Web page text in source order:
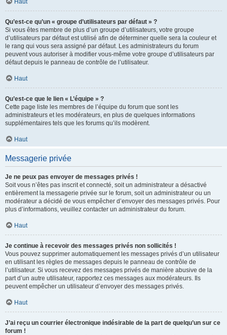
Haut
Qu’est-ce qu’un « groupe d’utilisateurs par défaut » ?
Si vous êtes membre de plus d’un groupe d’utilisateurs, votre groupe
d’utilisateurs par défaut est utilisé afin de déterminer quelle sera la couleur et
le rang qui vous sera assigné par défaut. Les administrateurs du forum
peuvent vous autoriser à modifier vous-même votre groupe d’utilisateurs par
défaut depuis le panneau de contrôle de l’utilisateur.
Haut
Qu’est-ce que le lien « L’équipe » ?
Cette page liste les membres de l’équipe du forum que sont les
administrateurs et les modérateurs, en plus de quelques informations
supplémentaires tels que les forums qu’ils modèrent.
Haut
Messagerie privée
Je ne peux pas envoyer de messages privés !
Soit vous n’êtes pas inscrit et connecté, soit un administrateur a désactivé
entièrement la messagerie privée sur le forum, soit un administrateur ou un
modérateur a décidé de vous empêcher d’envoyer des messages privés. Pour
plus d’informations, veuillez contacter un administrateur du forum.
Haut
Je continue à recevoir des messages privés non sollicités !
Vous pouvez supprimer automatiquement les messages privés d’un utilisateur
en utilisant les règles de messages depuis le panneau de contrôle de
l’utilisateur. Si vous recevez des messages privés de manière abusive de la
part d’un autre utilisateur, rapportez ces messages aux modérateurs. Ils
peuvent empêcher un utilisateur d’envoyer des messages privés.
Haut
J’ai reçu un courrier électronique indésirable de la part de quelqu’un sur ce
forum !